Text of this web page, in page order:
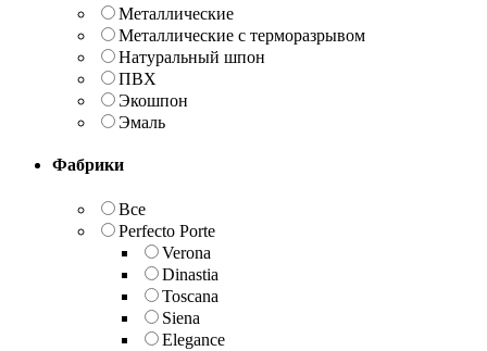
Металлические
Металлические с терморазрывом
Натуральный шпон
ПВХ
Экошпон
Эмаль
Фабрики
Все
Perfecto Porte
Verona
Dinastia
Toscana
Siena
Elegance